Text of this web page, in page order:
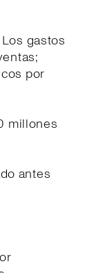
gastos
por
millones
antes